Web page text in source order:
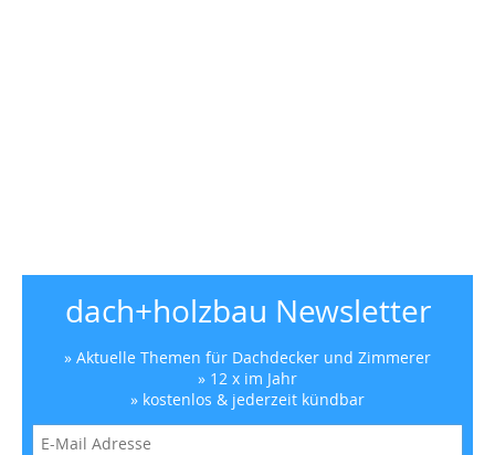
dach+holzbau Newsletter
» Aktuelle Themen für Dachdecker und Zimmerer
» 12 x im Jahr
» kostenlos & jederzeit kündbar